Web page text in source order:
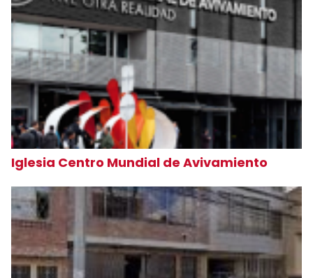
Iglesia Centro Mundial de Avivamiento